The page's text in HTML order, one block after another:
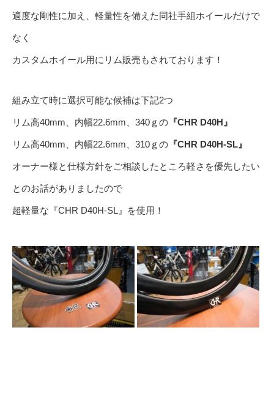
適度な剛性に加え、軽量性を備えた同社手組ホイールだけで
なく
カスタムホイール用にリム販売もされております！
組み立て時に選択可能な候補は下記2つ
リム高40mm、内幅22.6mm、340ｇの 『CHR D40H』
リム高40mm、内幅22.6mm、310ｇの 『CHR D40H-SL』
オーナー様と仕様方針をご相談したところ軽さを優先したい
とのお話がありましたので
超軽量な『CHR D40H-SL』を使用！